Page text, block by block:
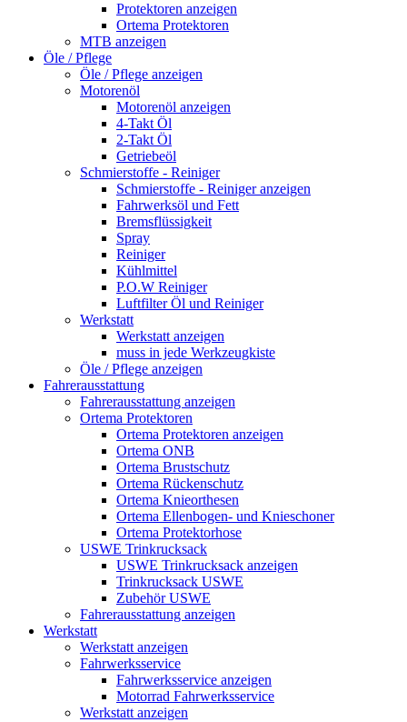
Protektoren anzeigen
Ortema Protektoren
MTB anzeigen
Öle / Pflege
Öle / Pflege anzeigen
Motorenöl
Motorenöl anzeigen
4-Takt Öl
2-Takt Öl
Getriebeöl
Schmierstoffe - Reiniger
Schmierstoffe - Reiniger anzeigen
Fahrwerksöl und Fett
Bremsflüssigkeit
Spray
Reiniger
Kühlmittel
P.O.W Reiniger
Luftfilter Öl und Reiniger
Werkstatt
Werkstatt anzeigen
muss in jede Werkzeugkiste
Öle / Pflege anzeigen
Fahrerausstattung
Fahrerausstattung anzeigen
Ortema Protektoren
Ortema Protektoren anzeigen
Ortema ONB
Ortema Brustschutz
Ortema Rückenschutz
Ortema Knieorthesen
Ortema Ellenbogen- und Knieschoner
Ortema Protektorhose
USWE Trinkrucksack
USWE Trinkrucksack anzeigen
Trinkrucksack USWE
Zubehör USWE
Fahrerausstattung anzeigen
Werkstatt
Werkstatt anzeigen
Fahrwerksservice
Fahrwerksservice anzeigen
Motorrad Fahrwerksservice
Werkstatt anzeigen